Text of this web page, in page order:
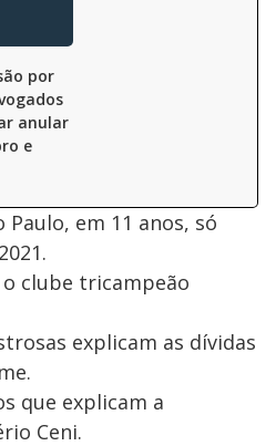
por
anular
e
Paulo, em 11 anos, só
clube tricampeão
explicam as dívidas
que explicam a
Ceni.